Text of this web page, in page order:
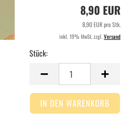
8,90 EUR
8,90 EUR pro Stk.
inkl. 19% MwSt. zzgl.Versand
Stück:
Stück